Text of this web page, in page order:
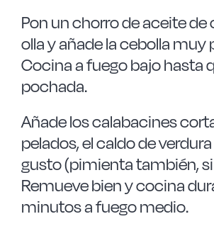
Pon un chorro de aceite de
olla y añade la cebolla muy
Cocina a fuego bajo hasta
pochada.
Añade los calabacines
pelados, el caldo de verdura
gusto (pimienta también,
Remueve bien y cocina
minutos a fuego medio.